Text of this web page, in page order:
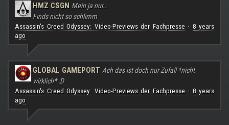
HMZ CSGN Mein ja nur..
Finds nicht so schlimm
Assassin's Creed Odyssey: Video-Previews der Fachpresse· 8 years
ago
GLOBAL GAMEPORT Ach das ist doch nur Zufall *nicht
wirklich* :D
Assassin's Creed Odyssey: Video-Previews der Fachpresse· 8 years
ago